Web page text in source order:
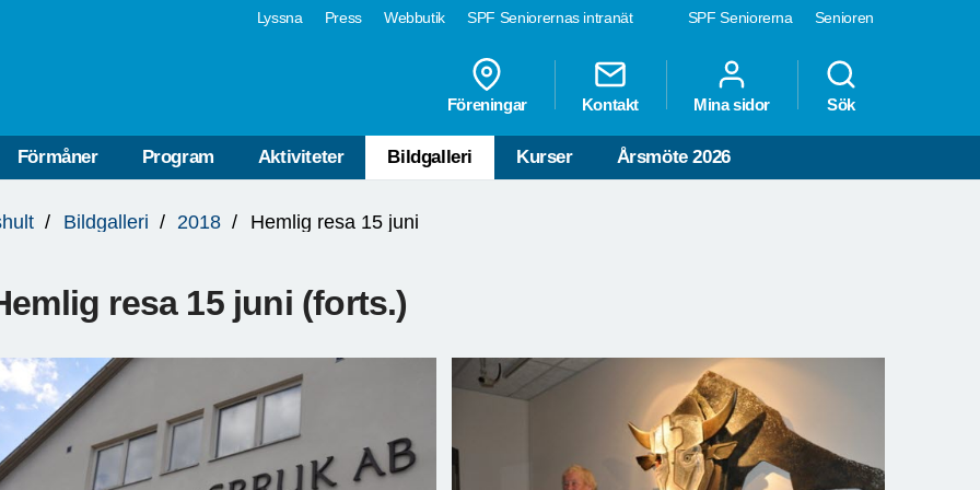
SPF Seniorerna Senioren
Lyssna Press Webbutik SPF Seniorernas intranät
Föreningar Kontakt Mina sidor Sök
Förmåner Program Aktiviteter Bildgalleri Kurser Årsmöte 2026
Bildgalleri 2018 Hemlig resa 15 juni
resa 15 juni (forts.)